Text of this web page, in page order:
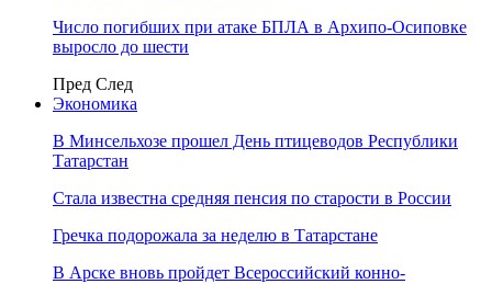
Число погибших при атаке БПЛА в Архипо-Осиповке
выросло до шести
Пред След
Экономика
В Минсельхозе прошел День птицеводов Республики
Татарстан
Стала известна средняя пенсия по старости в России
Гречка подорожала за неделю в Татарстане
В Арске вновь пройдет Всероссийский конно-